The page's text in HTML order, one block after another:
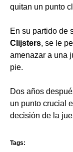
quitan un punto
En su partido de
Clijsters, se le
amenazar a una
pie.
Dos años
un punto crucial
decisión de la
Tags: